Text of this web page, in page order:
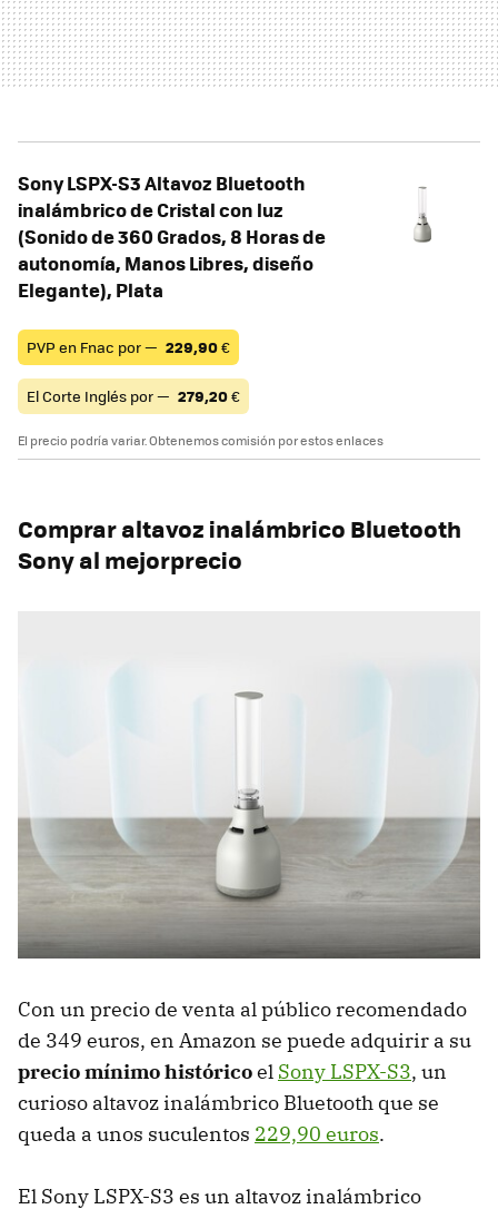
Sony LSPX-S3 Altavoz Bluetooth
inalámbrico de Cristal con luz
(Sonido de 360 Grados, 8 Horas de
autonomía, Manos Libres, diseño
Elegante), Plata
PVP en Fnac por — 229,90€
El Corte Inglés por — 279,20€
El precio podría variar. Obtenemos comisión por estos enlaces
Comprar altavoz inalámbrico Bluetooth
Sony al mejorprecio
Con un precio de venta al público recomendado
de 349 euros, en Amazon se puede adquirir a su
precio mínimo históricoel Sony LSPX-S3, un
curioso altavoz inalámbrico Bluetooth que se
queda a unos suculentos 229,90 euros.
El Sony LSPX-S3 es un altavoz inalámbrico